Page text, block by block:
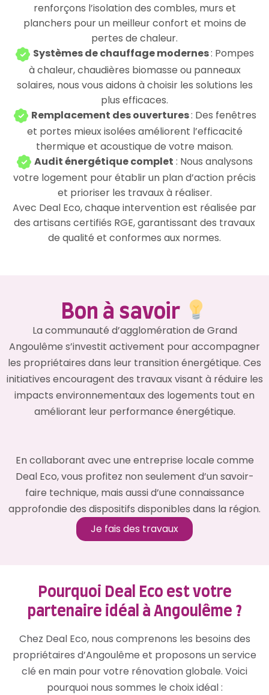
renforçons l’isolation des combles, murs et
planchers pour un meilleur confort et moins de
pertes de chaleur.
Systèmes de chauffage modernes: Pompes
à chaleur, chaudières biomasse ou panneaux
solaires, nous vous aidons à choisir les solutions les
plus efficaces.
Remplacement des ouvertures: Des fenêtres
et portes mieux isolées améliorent l’efficacité
thermique et acoustique de votre maison.
Audit énergétique complet : Nous analysons
votre logement pour établir un plan d’action précis
et prioriser les travaux à réaliser.
Avec Deal Eco, chaque intervention est réalisée par
des artisans certifiés RGE, garantissant des travaux
de qualité et conformes aux normes.
Bon à savoir
La communauté d’agglomération de Grand
Angoulême s’investit activement pour accompagner
les propriétaires dans leur transition énergétique. Ces
initiatives encouragent des travaux visant à réduire les
impacts environnementaux des logements tout en
améliorant leur performance énergétique.
En collaborant avec une entreprise locale comme
Deal Eco, vous profitez non seulement d’un savoir-
faire technique, mais aussi d’une connaissance
approfondie des dispositifs disponibles dans la région.
Je fais des travaux
Pourquoi Deal Eco est votre
partenaire idéal à Angoulême ?
Chez Deal Eco, nous comprenons les besoins des
propriétaires d’Angoulême et proposons un service
clé en main pour votre rénovation globale. Voici
pourquoi nous sommes le choix idéal :